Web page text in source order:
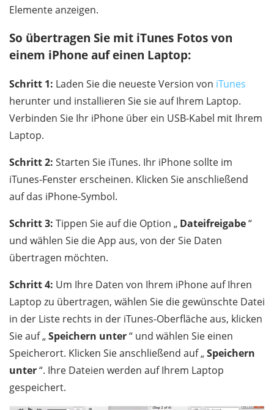
Elemente anzeigen.
So übertragen Sie mit iTunes Fotos von
einem iPhone auf einen Laptop:
Schritt 1: Laden Sie die neueste Version von iTunes
herunter und installieren Sie sie auf Ihrem Laptop.
Verbinden Sie Ihr iPhone über ein USB-Kabel mit Ihrem
Laptop.
Schritt 2: Starten Sie iTunes. Ihr iPhone sollte im
iTunes-Fenster erscheinen. Klicken Sie anschließend
auf das iPhone-Symbol.
Schritt 3: Tippen Sie auf die Option „ Dateifreigabe“
und wählen Sie die App aus, von der Sie Daten
übertragen möchten.
Schritt 4: Um Ihre Daten von Ihrem iPhone auf Ihren
Laptop zu übertragen, wählen Sie die gewünschte Datei
in der Liste rechts in der iTunes-Oberfläche aus, klicken
Sie auf „Speichern unter“ und wählen Sie einen
Speicherort. Klicken Sie anschließend auf „Speichern
unter“. Ihre Dateien werden auf Ihrem Laptop
gespeichert.